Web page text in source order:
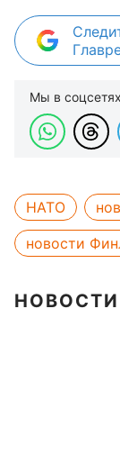
Мы в
НАТО
новости